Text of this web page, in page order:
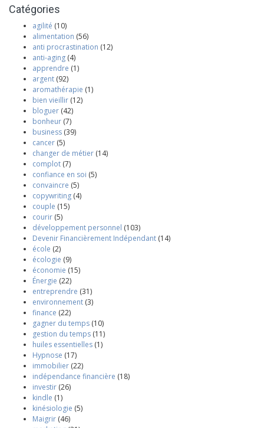
Catégories
agilité (10)
alimentation (56)
anti procrastination (12)
anti-aging (4)
apprendre (1)
argent (92)
aromathérapie (1)
bien vieillir (12)
bloguer (42)
bonheur (7)
business (39)
cancer (5)
changer de métier (14)
complot (7)
confiance en soi (5)
convaincre (5)
copywriting (4)
couple (15)
courir (5)
développement personnel (103)
Devenir Financièrement Indépendant (14)
école (2)
écologie (9)
économie (15)
Énergie (22)
entreprendre (31)
environnement (3)
finance (22)
gagner du temps (10)
gestion du temps (11)
huiles essentielles (1)
Hypnose (17)
immobilier (22)
indépendance financière (18)
investir (26)
kindle (1)
kinésiologie (5)
Maigrir (46)